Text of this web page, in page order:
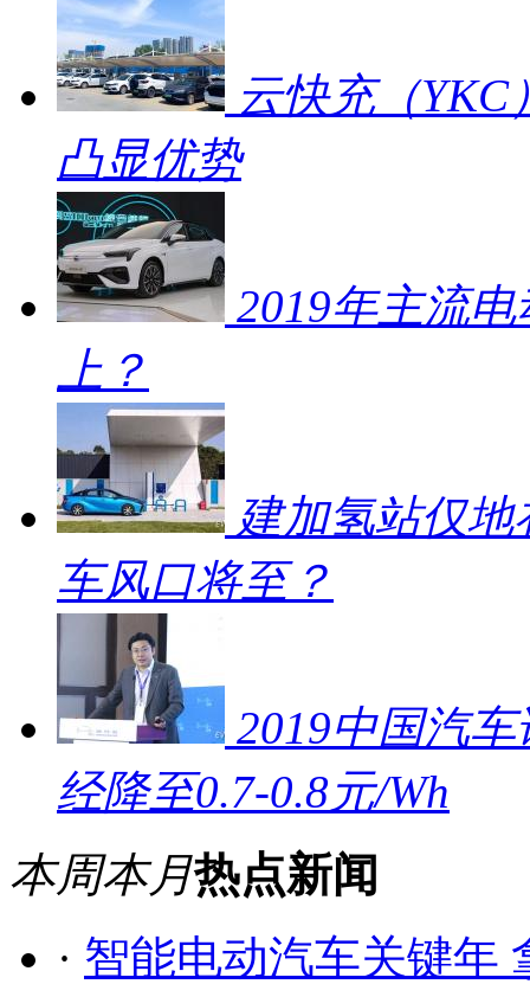
云快充（YKC
凸显优势
2019年主流
上？
建加氢站仅地
车风口将至？
2019中国汽
经降至0.7-0.8元/Wh
本周本月热点新闻
· 智能电动汽车关键年